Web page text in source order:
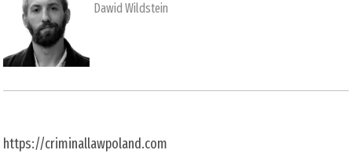
Dawid Wildstein
https://criminallawpoland.com